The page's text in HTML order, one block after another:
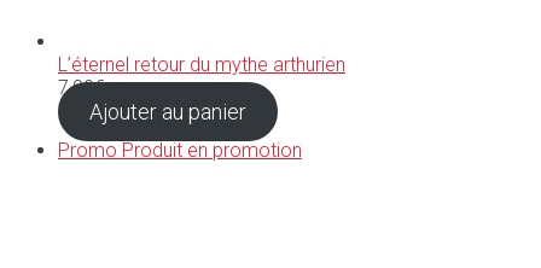
L’éternel retour du mythe arthurien
7,90€
Ajouter au panier
Promo Produit en promotion